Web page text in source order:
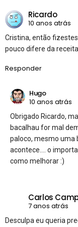
Ricardo
10 anos atrás
Cristina, então
pouco difere da receita
Responder
Hugo
10 anos atrás
Obrigado Ricardo,
bacalhau for mal
paloco, mesmo uma
acontece…. o
como melhorar :)
Carlos
7 anos atrás
Desculpa eu queria